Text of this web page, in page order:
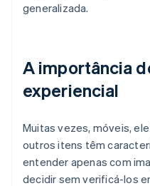
generalizada.
A importância
experiencial
Muitas vezes, móveis,
outros itens têm
entender apenas com
decidir sem verificá-los